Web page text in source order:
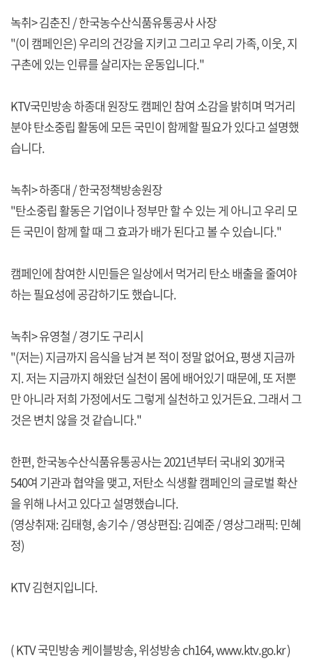
녹취> 김춘진 / 한국농수산식품유통공사 사장
"(이 캠페인은) 우리의 건강을 지키고 그리고 우리 가족, 이웃, 지
구촌에 있는 인류를 살리자는 운동입니다."
KTV국민방송 하종대 원장도 캠페인 참여 소감을 밝히며 먹거리
분야 탄소중립 활동에 모든 국민이 함께할 필요가 있다고 설명했
습니다.
녹취> 하종대 / 한국정책방송원장
"탄소중립 활동은 기업이나 정부만 할 수 있는 게 아니고 우리 모
든 국민이 함께 할 때 그 효과가 배가 된다고 볼 수 있습니다."
캠페인에 참여한 시민들은 일상에서 먹거리 탄소 배출을 줄여야
하는 필요성에 공감하기도 했습니다.
녹취> 유영철 / 경기도 구리시
"(저는) 지금까지 음식을 남겨 본 적이 정말 없어요, 평생 지금까
지. 저는 지금까지 해왔던 실천이 몸에 배어있기 때문에, 또 저뿐
만 아니라 저희 가정에서도 그렇게 실천하고 있거든요. 그래서 그
것은 변치 않을 것 같습니다."
한편, 한국농수산식품유통공사는 2021년부터 국내외 30개국
540여 기관과 협약을 맺고, 저탄소 식생활 캠페인의 글로벌 확산
을 위해 나서고 있다고 설명했습니다.
(영상취재: 김태형, 송기수 / 영상편집: 김예준 / 영상그래픽: 민혜
정)
KTV 김현지입니다.
( KTV 국민방송 케이블방송, 위성방송 ch164,www.ktv.go.kr)